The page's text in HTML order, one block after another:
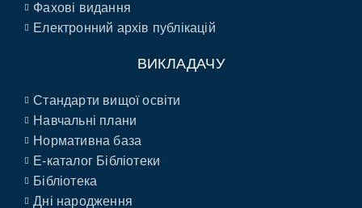
Фахові видання
Електронний архів публікацій
ВИКЛАДАЧУ
Стандарти вищої освіти
Навчальні плани
Нормативна база
E-каталог Бібліотеки
Бібліотека
Дні народження